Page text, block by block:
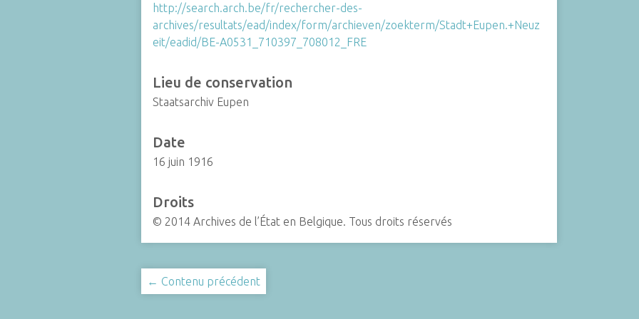
http://search.arch.be/fr/rechercher-des-
archives/resultats/ead/index/form/archieven/zoekterm/Stadt+Eupen.+Neuz
eit/eadid/BE-A0531_710397_708012_FRE
Lieu de conservation
Staatsarchiv Eupen
Date
16 juin 1916
Droits
© 2014 Archives de l’État en Belgique. Tous droits réservés
← Contenu précédent